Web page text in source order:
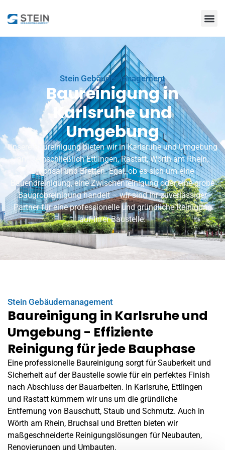
Stein Gebäudemanagement
Baureinigung in
Karlsruhe und
Umgebung
Unsere Baureinigung bieten wir in Karlsruhe und Umgebung
an – einschließlichEttlingen, Rastatt, Wörth am Rhein,
Bruchsal und Bretten. Egal, ob es sich um eine
Bauendreinigung, eine Zwischenreinigung oder eine grobe
Baugrobreinigung handelt – wir sind Ihr zuverlässiger
Partner für eine professionelle und gründliche Reinigung
auf Ihrer Baustelle.
Stein Gebäudemanagement
Baureinigung in Karlsruhe und
Umgebung - Effiziente
Reinigung für jede Bauphase
Eine professionelle Baureinigung sorgt für Sauberkeit und
Sicherheit auf der Baustelle sowie für ein perfektes Finish
nach Abschluss der Bauarbeiten. In Karlsruhe, Ettlingen
und Rastatt kümmern wir uns um die gründliche
Entfernung von Bauschutt, Staub und Schmutz. Auch in
Wörth am Rhein, Bruchsal und Bretten bieten wir
maßgeschneiderte Reinigungslösungen für Neubauten,
Renovierungen und Umbauten.